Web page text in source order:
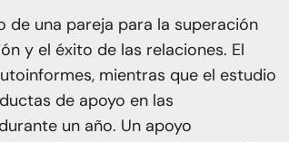
de una pareja para la superación
y el éxito de las relaciones. El
mientras que el estudio
de apoyo en las
un año. Un apoyo